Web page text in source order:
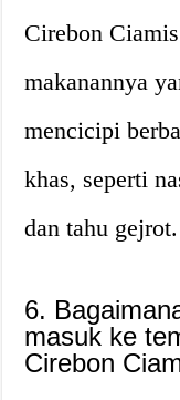
Cirebon
makanannya
mencicipi
khas, seperti
dan tahu gejrot.
6.
masuk ke
Cirebon